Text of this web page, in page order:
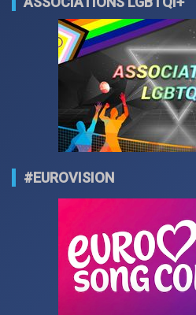
#EUROVISION